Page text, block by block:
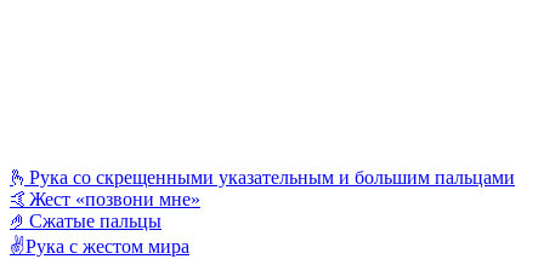
🫰 Рука со скрещенными указательным и большим пальцами
🤙 Жест «позвони мне»
🤌 Сжатые пальцы
✌️Рука с жестом мира